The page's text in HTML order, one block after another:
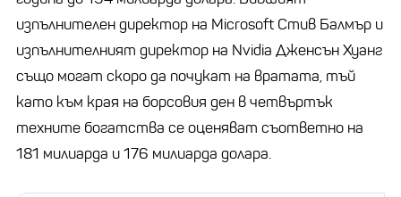
изпълнителен директор на Microsoft Стив Балмър и
изпълнителният директор на Nvidia Дженсън Хуанг
също могат скоро да почукат на вратата, тъй
като към края на борсовия ден в четвъртък
техните богатства се оценяват съответно на
181 милиарда и 176 милиарда долара.